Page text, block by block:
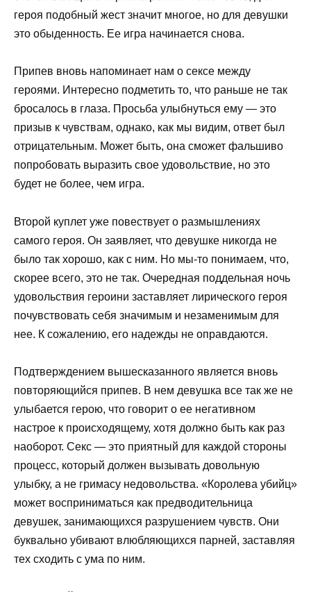
героя подобный жест значит многое, но для девушки
это обыденность. Ее игра начинается снова.
Припев вновь напоминает нам о сексе между
героями. Интересно подметить то, что раньше не так
бросалось в глаза. Просьба улыбнуться ему — это
призыв к чувствам, однако, как мы видим, ответ был
отрицательным. Может быть, она сможет фальшиво
попробовать выразить свое удовольствие, но это
будет не более, чем игра.
Второй куплет уже повествует о размышлениях
самого героя. Он заявляет, что девушке никогда не
было так хорошо, как с ним. Но мы-то понимаем, что,
скорее всего, это не так. Очередная поддельная ночь
удовольствия героини заставляет лирического героя
почувствовать себя значимым и незаменимым для
нее. К сожалению, его надежды не оправдаются.
Подтверждением вышесказанного является вновь
повторяющийся припев. В нем девушка все так же не
улыбается герою, что говорит о ее негативном
настрое к происходящему, хотя должно быть как раз
наоборот. Секс — это приятный для каждой стороны
процесс, который должен вызывать довольную
улыбку, а не гримасу недовольства. «Королева убийц»
может восприниматься как предводительница
девушек, занимающихся разрушением чувств. Они
буквально убивают влюбляющихся парней, заставляя
тех сходить с ума по ним.